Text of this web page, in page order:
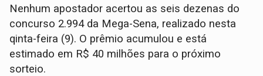
Nenhum apostador acertou as seis dezenas do
concurso 2.994 da Mega-Sena, realizado nesta
qinta-feira (9). O prêmio acumulou e está
estimado em R$ 40 milhões para o próximo
sorteio.